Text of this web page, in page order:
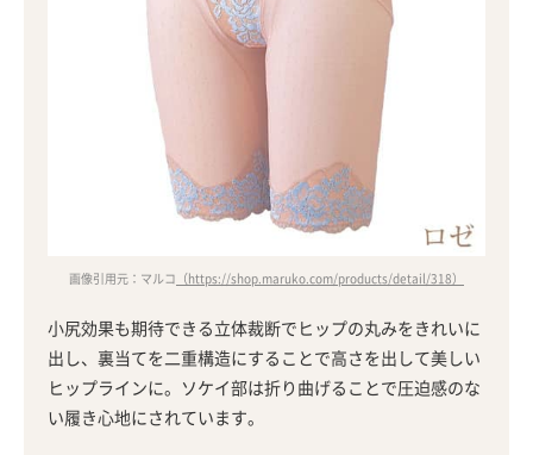
画像引用元：マルコ （https://shop.maruko.com/products/detail/318）
小尻効果も期待できる立体裁断でヒップの丸みをきれいに
出し、裏当てを二重構造にすることで高さを出して美しい
ヒップラインに。ソケイ部は折り曲げることで圧迫感のな
い履き心地にされています。